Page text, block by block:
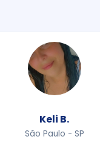
Keli B.
São Paulo - SP